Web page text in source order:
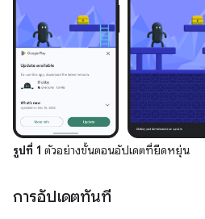
รูปที่ 1 ตัวอย่างขั้นตอนอัปเดตที่ยืดหยุ่น
การอัปเดตทันที